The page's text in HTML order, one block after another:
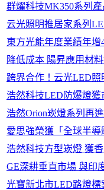
群燿科技MK350系列
云光照明推居家系列
東方光能年度業績年
降低成本 陽昇應用材
跨界合作！云光LED
浩然科技LED防爆燈獲
浩然Orion崁燈系列再
愛思強榮獲「全球半導
浩然科技方型崁燈 獲
GE深耕垂直市場 與印
光寶新北市LED路燈